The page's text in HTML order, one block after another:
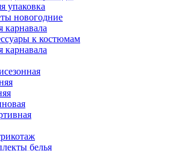
упаковка
новогодние
карнавала
к костюмам
карнавала
белья